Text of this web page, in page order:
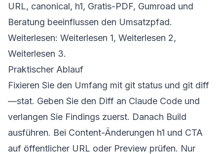
URL, canonical, h1, Gratis-PDF, Gumroad und
Beratung beeinflussen den Umsatzpfad.
Weiterlesen: Weiterlesen 1, Weiterlesen 2,
Weiterlesen 3.
Praktischer Ablauf
Fixieren Sie den Umfang mit git status und git diff
—stat. Geben Sie den Diff an Claude Code und
verlangen Sie Findings zuerst. Danach Build
ausführen. Bei Content-Änderungen h1 und CTA
auf öffentlicher URL oder Preview prüfen. Nur